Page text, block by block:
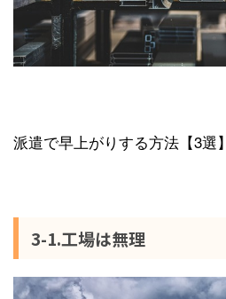
派遣で早上がりする方法【3選
3-1.工場は無理